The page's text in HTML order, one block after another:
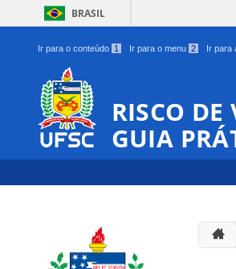
BRASIL
Ir para o conteúdo 1 Ir para o menu 2 Ir para
RISCO DE
GUIA